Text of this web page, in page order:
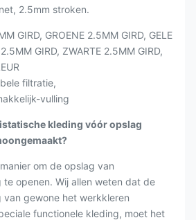
2.5mm stroken.
GIRD, GROENE 2.5MM GIRD, GELE
GIRD, ZWARTE 2.5MM GIRD,
filtratie,
vulling
kleding vóór opslag
om de opslag van
openen. Wij allen weten dat de
gewone het werkkleren
functionele kleding, moet het